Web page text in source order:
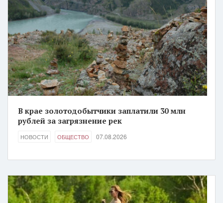
В крае золотодобытчики заплатили 30 млн
рублей за загрязнение рек
НОВОСТИ ОБЩЕСТВО 07.08.2026